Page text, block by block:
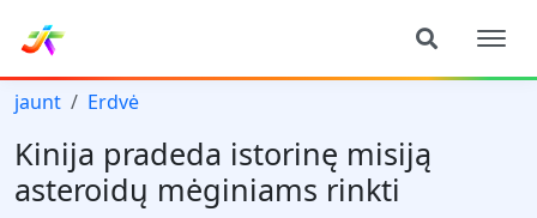
jaunt Erdvė
Kinija pradeda istorinę misiją
asteroidų mėginiams rinkti